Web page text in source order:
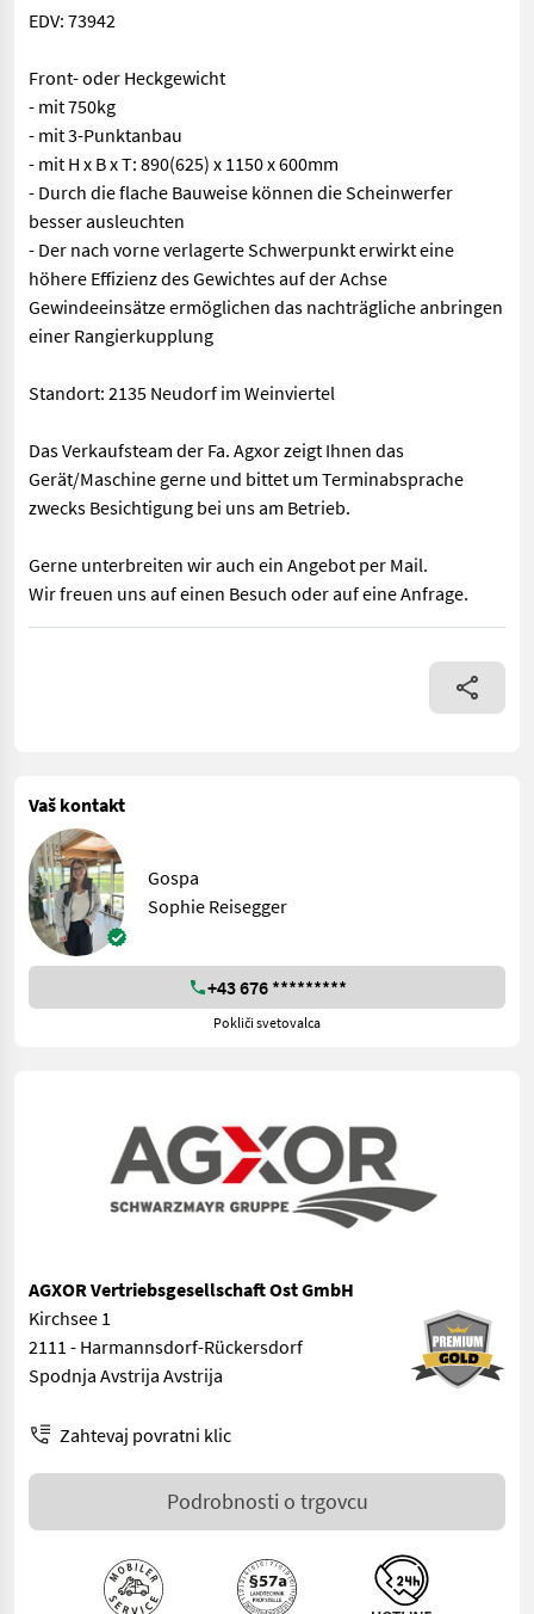
EDV: 73942
Front- oder Heckgewicht
- mit 750kg
- mit 3-Punktanbau
- mit H x B x T: 890(625) x 1150 x 600mm
- Durch die flache Bauweise können die Scheinwerfer
besser ausleuchten
- Der nach vorne verlagerte Schwerpunkt erwirkt eine
höhere Effizienz des Gewichtes auf der Achse
Gewindeeinsätze ermöglichen das nachträgliche anbringen
einer Rangierkupplung
Standort: 2135 Neudorf im Weinviertel
Das Verkaufsteam der Fa. Agxor zeigt Ihnen das
Gerät/Maschine gerne und bittet um Terminabsprache
zwecks Besichtigung bei uns am Betrieb.
Gerne unterbreiten wir auch ein Angebot per Mail.
Wir freuen uns auf einen Besuch oder auf eine Anfrage.
EDV: 73942 Front- oder Heckgewicht - mit 750kg - mit 3-
Vaš kontakt
Gospa
Sophie Reisegger
+43 676 *********
Pokliči svetovalca
AGXOR Vertriebsgesellschaft Ost GmbH
Kirchsee 1
2111 - Harmannsdorf-Rückersdorf
Spodnja Avstrija Avstrija
Zahtevaj povratni klic
Podrobnosti o trgovcu